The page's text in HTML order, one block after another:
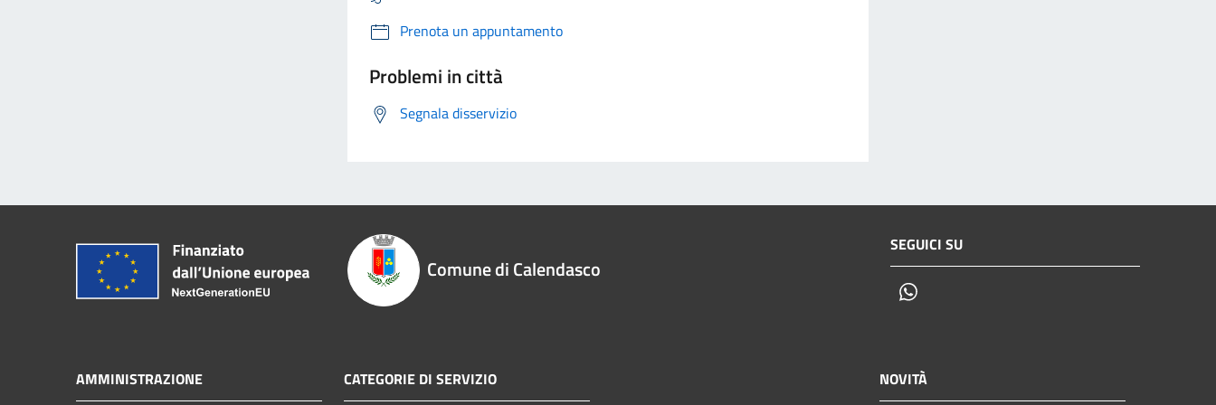
Prenota un appuntamento
Problemi in città
Segnala disservizio
Comune di Calendasco
SEGUICI SU
AMMINISTRAZIONE CATEGORIE DI SERVIZIO NOVITÀ